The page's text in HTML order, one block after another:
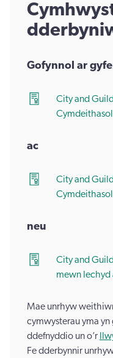
Gofynnol ar
City and
ac
City and
neu
City and
mewn Iechyd
Mae unrhyw
cymwysterau yma
ddefnyddio un o’r
Fe dderbynnir